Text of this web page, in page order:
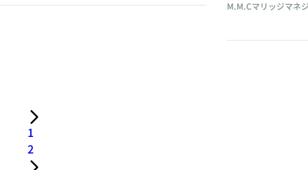
M.M.Cマリッジマネ
1
2